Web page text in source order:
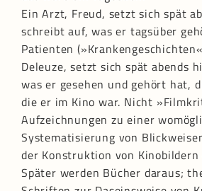
Ein Arzt, Freud, setzt sich spät
schreibt auf, was er tagsüber
Patienten
Deleuze, setzt sich spät abends
was er gesehen und gehört hat,
die er im Kino war. Nicht
Aufzeichnungen zu einer
Systematisierung von
der Konstruktion von
Später werden Bücher daraus;